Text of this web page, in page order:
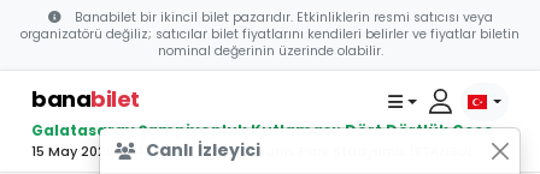
Banabilet bir ikincil bilet pazarıdır. Etkinliklerin resmi satıcısı veya
organizatörü değiliz; satıcılar bilet fiyatlarını kendileri belirler ve fiyatlar biletin
nominal değerinin üzerinde olabilir.
banabilet
Galatasaray Şampiyonluk Kutlaması: Dört Dörtlük Gece
15 May 2026 19:45 - Ali Sami Yen Rams Park Stadyumu, İSTANBUL
Canlı İzleyici